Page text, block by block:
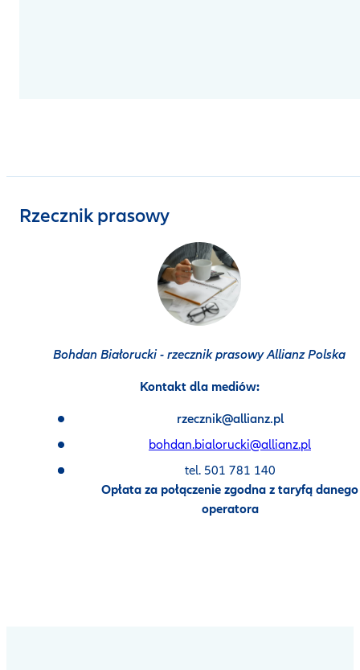
Rzecznik prasowy
Bohdan Białorucki - rzecznik prasowy Allianz Polska
Kontakt dla mediów:
rzecznik@allianz.pl
bohdan.bialorucki@allianz.pl
tel. 501 781 140
Opłata za połączenie zgodna z taryfą danego
operatora